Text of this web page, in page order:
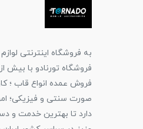
به فروشگاه اینترنتی
فروشگاه تورنادو با بیش
فروش عمده انواع قاب ؛
صورت سنتی و فیزیکی؛
دارد تا بهترین خدمت و